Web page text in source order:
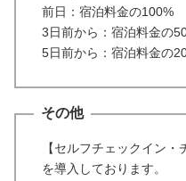
前日：宿泊料金の100%
3日前から：宿泊料金の
5日前から：宿泊料金の
その他
【セルフチェックイン
を導入しております。